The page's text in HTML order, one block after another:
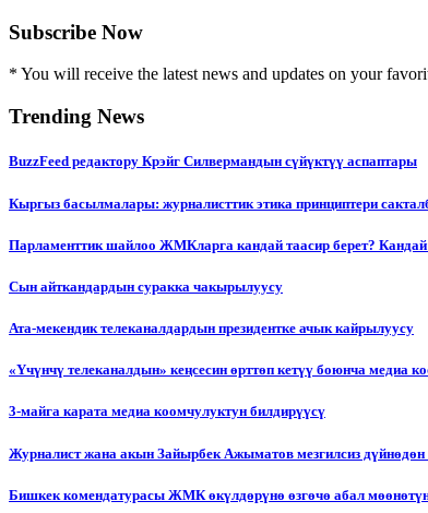
Subscribe Now
* You will receive the latest news and updates on your
Trending News
BuzzFeed редактору Крэйг Силвермандын сүйүктүү аспаптары
Кыргыз басылмалары: журналисттик этика принциптери
Парламенттик шайлоо ЖМКларга кандай таасир берет? Кандай
Сын айткандардын суракка чакырылуусу
Ата-мекендик телеканалдардын президентке ачык кайрылуусу
«Үчүнчү телеканалдын» кеңсесин өрттөп кетүү боюнча медиа
3-майга карата медиа коомчулуктун билдирүүсү
Журналист жана акын Зайырбек Ажыматов мезгилсиз дүйнөдөн
Бишкек комендатурасы ЖМК өкүлдөрүнө өзгөчө абал